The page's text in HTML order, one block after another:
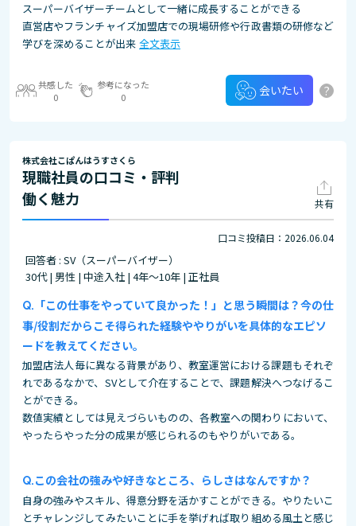
スーパーバイザーチームとして一緒に成長することができる
直営店やフランチャイズ加盟店での現場研修や行政書類の研修など
学びを深めることが出来 全文表示
共感した
0
参考になった
0
会いたい ?
株式会社こぱんはうすさくら
現職社員の口コミ・評判
働く魅力
共有
口コミ投稿日：2026.06.04
回答者 : SV（スーパーバイザー）
30代 | 男性 | 中途入社 | 4年～10年 | 正社員
「この仕事をやっていて良かった！」と思う瞬間は？今の仕
事/役割だからこそ得られた経験ややりがいを具体的なエピソ
ードを教えてください。
加盟店法人毎に異なる背景があり、教室運営における課題もそれぞ
れであるなかで、SVとして介在することで、課題解決へつなげるこ
とができる。
数値実績としては見えづらいものの、各教室への関わりにおいて、
やったらやった分の成果が感じられるのもやりがいである。
この会社の強みや好きなところ、らしさはなんですか？
自身の強みやスキル、得意分野を活かすことができる。やりたいこ
とチャレンジしてみたいことに手を挙げれば取り組める風土と感じ